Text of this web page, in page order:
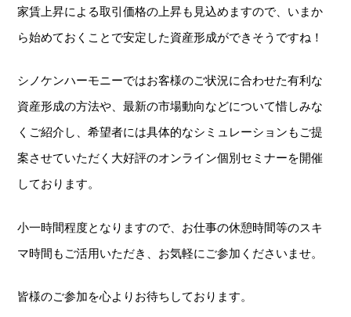
家賃上昇による取引価格の上昇も見込めますので、いまか
ら始めておくことで安定した資産形成ができそうですね！
シノケンハーモニーではお客様のご状況に合わせた有利な
資産形成の方法や、最新の市場動向などについて惜しみな
くご紹介し、希望者には具体的なシミュレーションもご提
案させていただく大好評のオンライン個別セミナーを開催
しております。
小一時間程度となりますので、お仕事の休憩時間等のスキ
マ時間もご活用いただき、お気軽にご参加くださいませ。
皆様のご参加を心よりお待ちしております。